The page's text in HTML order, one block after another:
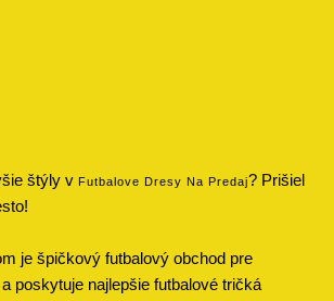
štýly v Futbalove Dresy Na Predaj? Prišiel
je špičkový futbalový obchod pre
poskytuje najlepšie futbalové tričká